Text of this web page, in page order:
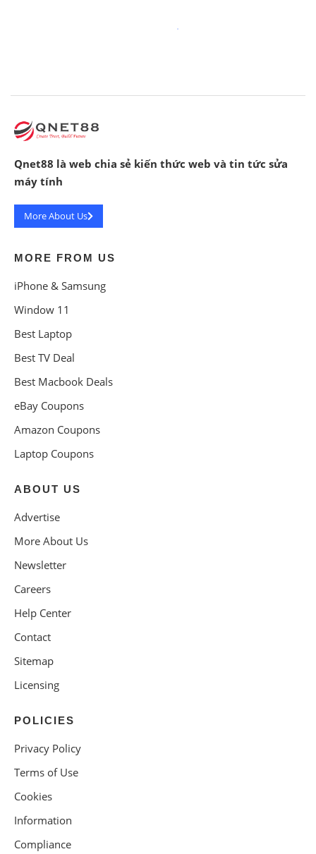
Qnet88 là web chia sẻ kiến thức web và tin tức sửa
máy tính
More About Us
MORE FROM US
iPhone & Samsung
Window 11
Best Laptop
Best TV Deal
Best Macbook Deals
eBay Coupons
Amazon Coupons
Laptop Coupons
ABOUT US
Advertise
More About Us
Newsletter
Careers
Help Center
Contact
Sitemap
Licensing
POLICIES
Privacy Policy
Terms of Use
Cookies
Information
Compliance